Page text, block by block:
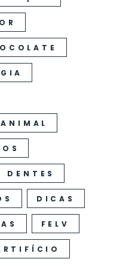
DENTES
DICAS
FELV